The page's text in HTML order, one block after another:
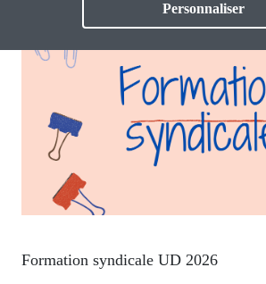
Thématiques
Formation syndicale UD 2026
Personnaliser